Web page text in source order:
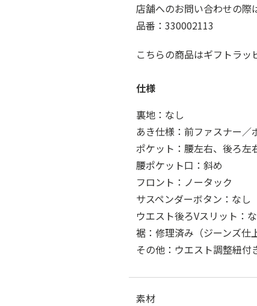
店舗へのお問い合わせの際
品番：330002113
こちらの商品はギフトラッ
仕様
裏地：なし
あき仕様：前ファスナー／
ポケット：腰左右、後ろ左
腰ポケット口：斜め
フロント：ノータック
サスペンダーボタン：なし
ウエスト後ろVスリット：
裾：修理済み（ジーンズ仕
その他：ウエスト調整紐付
素材